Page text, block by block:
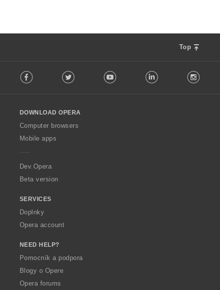
Top
o
w
O
p
a
Facebook Twitter Youtube LinkedIn
DOWNLOAD OPERA
Computer browsers
Mobile apps
Dev.Opera
Beta version
SERVICES
Doplnky
Opera account
NEED HELP?
Pomocník a podpora
Blogy o Opere
Opera forums